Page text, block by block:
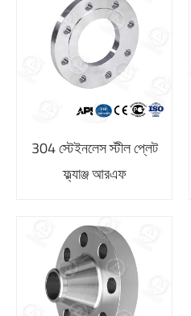
304 স্টেইনলেস স্টীল প্লেট
ফ্ল্যাঞ্জ আরএফ